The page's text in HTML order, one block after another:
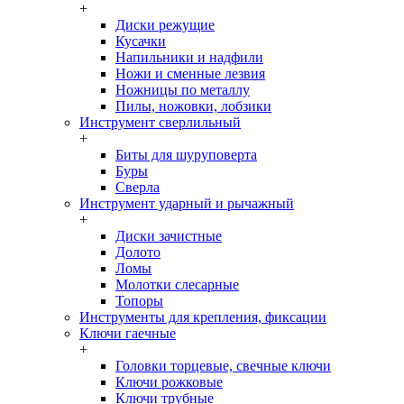
+
Диски режущие
Кусачки
Напильники и надфили
Ножи и сменные лезвия
Ножницы по металлу
Пилы, ножовки, лобзики
Инструмент сверлильный
+
Биты для шуруповерта
Буры
Сверла
Инструмент ударный и рычажный
+
Диски зачистные
Долото
Ломы
Молотки слесарные
Топоры
Инструменты для крепления, фиксации
Ключи гаечные
+
Головки торцевые, свечные ключи
Ключи рожковые
Ключи трубные